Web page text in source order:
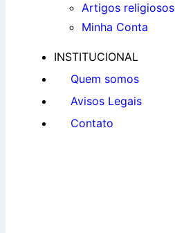
Artigos religiosos
Minha Conta
INSTITUCIONAL
Quem somos
Avisos Legais
Contato